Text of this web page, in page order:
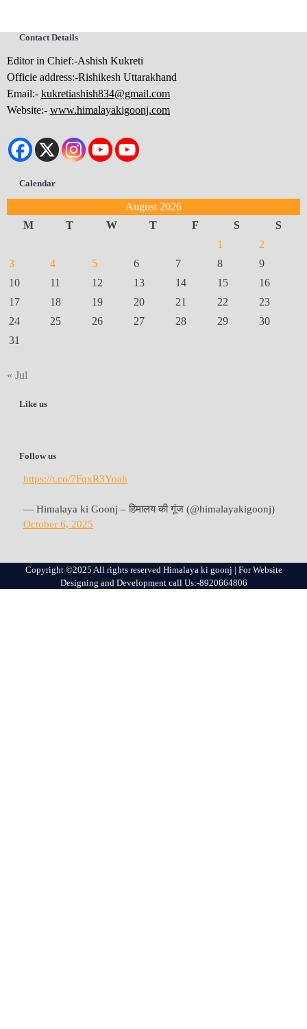
Contact Details
Editor in Chief:-Ashish Kukreti
Officie address:-Rishikesh Uttarakhand
Email:- kukretiashish834@gmail.com
Website:- www.himalayakigoonj.com
Calendar
August 2026
M
T W T F S
S
1
2
3
4 5 6 7 8
9
10
11 12 13 14 15
16
17
18 19 20 21 22
23
24
25 26 27 28 29
30
31
« Jul
Like us
Follow us
https://t.co/7FqxR3Yoah
— Himalaya ki Goonj – हिमालय की गूंज (@himalayakigoonj)
October 6, 2025
Copyright ©2025 All rights reserved Himalaya ki goonj | For Website
Designing and Development call Us:-8920664806